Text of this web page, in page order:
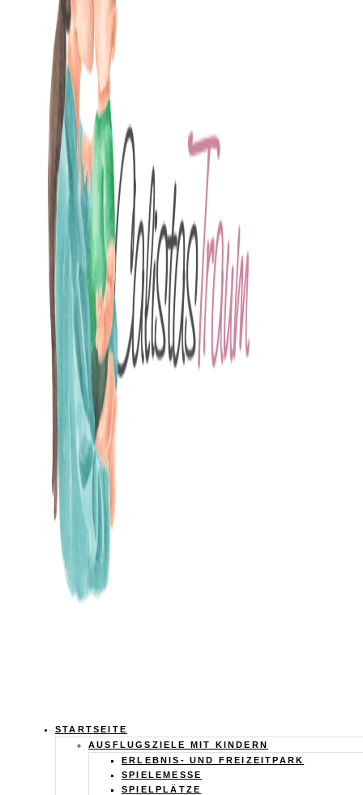
Calistas
Traum
STARTSEITE
AUSFLUGSZIELE MIT KINDERN
ERLEBNIS- UND FREIZEITPARK
SPIELEMESSE
SPIELPLÄTZE